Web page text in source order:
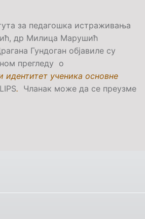
за педагошка истраживања
др Милица Марушић
Гундоган објавиле су
прегледу о
идентитет ученика основне
. Чланак може да се преузме